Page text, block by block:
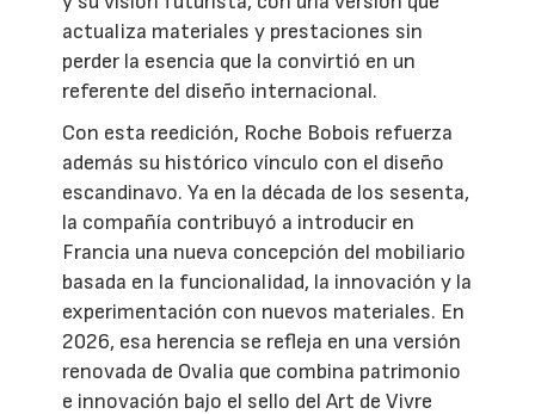
actualiza materiales y prestaciones sin
perder la esencia que la convirtió en un
referente del diseño internacional.
Con esta reedición, Roche Bobois refuerza
además su histórico vínculo con el diseño
escandinavo. Ya en la década de los sesenta,
la compañía contribuyó a introducir en
Francia una nueva concepción del mobiliario
basada en la funcionalidad, la innovación y la
experimentación con nuevos materiales. En
2026, esa herencia se refleja en una versión
renovada de Ovalia que combina patrimonio
e innovación bajo el sello del Art de Vivre